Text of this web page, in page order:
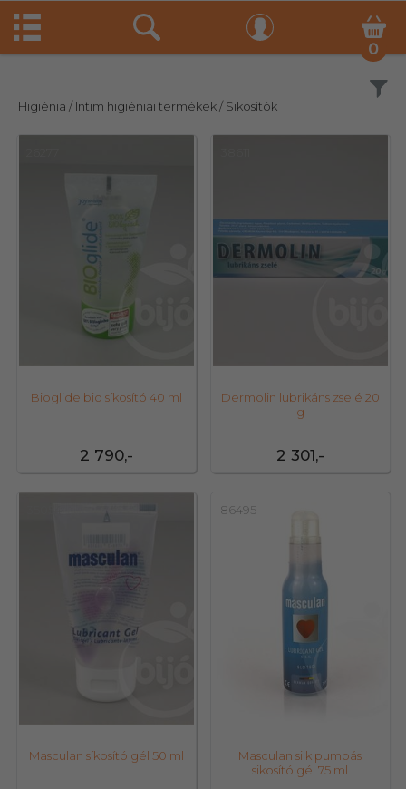
0
Higiénia / Intim higiéniai termékek/ Sikosítók
2 790,-
Bioglide bio síkosító 40 ml
2 301,-
Dermolin lubrikáns zselé 20
g
Masculan síkosító gél 50 ml
86495
Masculan silk pumpás
sikosító gél 75 ml